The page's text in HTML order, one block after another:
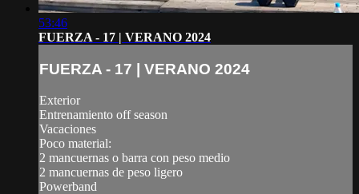
53:46
FUERZA - 17 | VERANO 2024
FUERZA - 17 | VERANO 2024
Exterior
Entrenamiento off season
Vacaciones
Poco material:
2 mancuernas o barra con peso medio
2 mancuernas de peso ligero
Powerband